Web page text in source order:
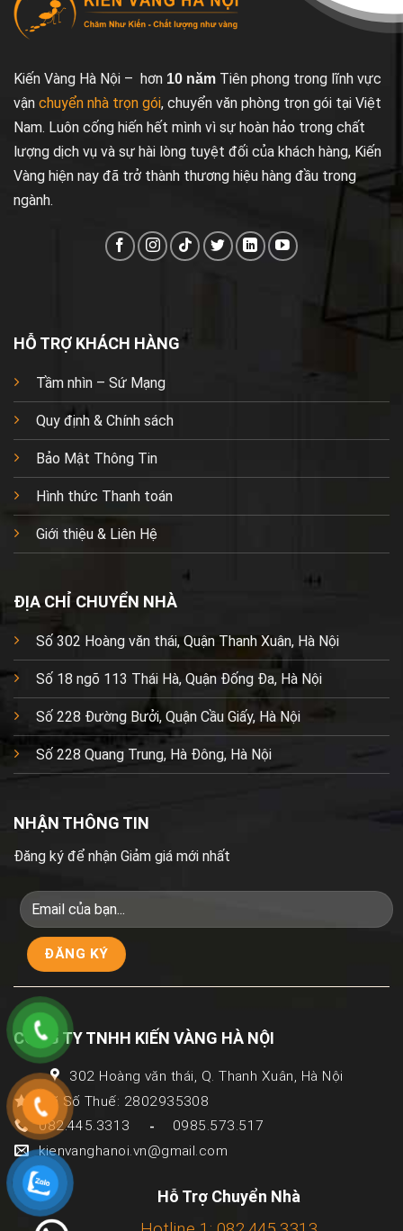
Kiến Vàng Hà Nội – hơn 10 năm Tiên phong trong lĩnh vực
vận chuyển nhà trọn gói, chuyển văn phòng trọn gói tại Việt
Nam. Luôn cống hiến hết mình vì sự hoàn hảo trong chất
lượng dịch vụ và sự hài lòng tuyệt đối của khách hàng, Kiến
Vàng hiện nay đã trở thành thương hiệu hàng đầu trong
ngành.
HỖ TRỢ KHÁCH HÀNG
Tầm nhìn – Sứ Mạng
Quy định & Chính sách
Bảo Mật Thông Tin
Hình thức Thanh toán
Giới thiệu & Liên Hệ
ĐỊA CHỈ CHUYỂN NHÀ
Số 302 Hoàng văn thái, Quận Thanh Xuân, Hà Nội
Số 18 ngõ 113 Thái Hà, Quận Đống Đa, Hà Nội
Số 228 Đường Bưởi, Quận Cầu Giấy, Hà Nội
Số 228 Quang Trung, Hà Đông, Hà Nội
NHẬN THÔNG TIN
Đăng ký để nhận Giảm giá mới nhất
CÔNG TY TNHH KIẾN VÀNG HÀ NỘI
302 Hoàng văn thái, Q. Thanh Xuân, Hà Nội
Mã Số Thuế: 2802935308
082.445.3313
-
0985.573.517
kienvanghanoi.vn@gmail.com
Hỗ Trợ Chuyển Nhà